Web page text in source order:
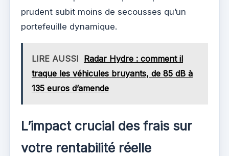
prudent subit moins de secousses qu’un
portefeuille dynamique.
LIRE AUSSI Radar Hydre : comment il
traque les véhicules bruyants, de 85 dB à
135 euros d’amende
L’impact crucial des frais sur
votre rentabilité réelle